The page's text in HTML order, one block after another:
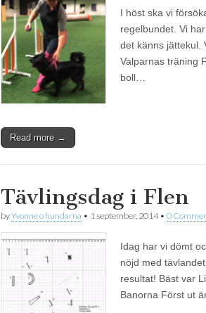
I höst ska vi
regelbundet. Vi
det känns jättekul.
Valparnas träning
boll…
Read more →
Tävlingsdag i Flen
byYvonne o hundarna • 1 september, 2014• 0
Idag har vi dömt
nöjd med
resultat! Bäst var
Banorna Först ut